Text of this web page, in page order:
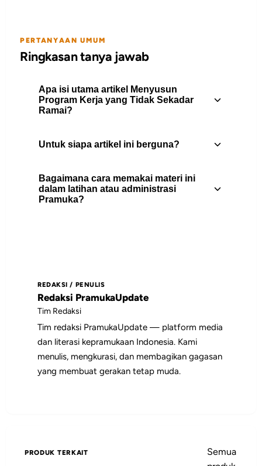
PERTANYAAN UMUM
Ringkasan tanya jawab
Apa isi utama artikel Menyusun
Program Kerja yang Tidak Sekadar
Ramai?
kalender.
Untuk siapa artikel ini berguna?
Artikel ini berguna untuk pembina
Pramuka, peserta didik, pengurus gugus
Bagaimana cara memakai materi ini
dalam latihan atau administrasi
Pramuka?
catatan pembinaan, atau rujukan saat
menyiapkan kegiatan.
REDAKSI / PENULIS
Redaksi PramukaUpdate
Tim Redaksi
Tim redaksi PramukaUpdate — platform media
dan literasi kepramukaan Indonesia. Kami
menulis, mengkurasi, dan membagikan gagasan
yang membuat gerakan tetap muda.
PRODUK TERKAIT
Semua